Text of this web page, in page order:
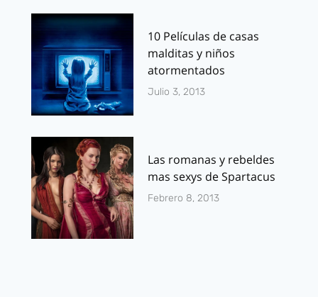
10 Películas de casas
malditas y niños
atormentados
Julio 3, 2013
Las romanas y rebeldes
mas sexys de Spartacus
Febrero 8, 2013